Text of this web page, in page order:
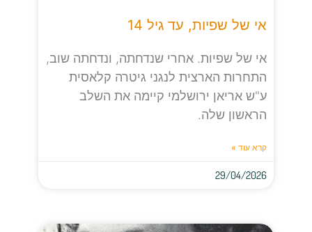
אי של שפיות, עד גיל 14
אי של שפיות. אחרי שנדחתה, ונדחתה שוב,
התחרות הארצית לנגני גיטרה קלאסית
ע"ש אריאן ירושלמי קיימה את השלב
הראשון שלה.
קרא עוד »
29/04/2026